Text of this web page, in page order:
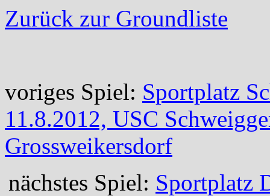
Zurück zur Groundliste
voriges Spiel: Sportplatz
11.8.2012, USC
Grossweikersdorf
nächstes Spiel: Sportplatz